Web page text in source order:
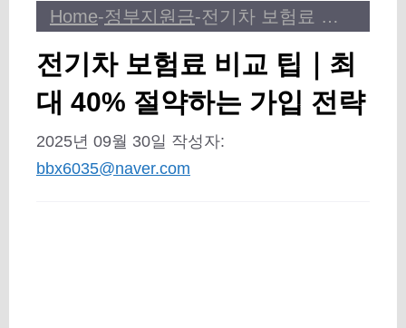
Home-정부지원금- 전기차 보험료 비교 팁｜최대 40% 절약하는 가입 전략
전기차 보험료 비교 팁｜최
대 40% 절약하는 가입 전략
2025년 09월 30일 작성자:
bbx6035@naver.com